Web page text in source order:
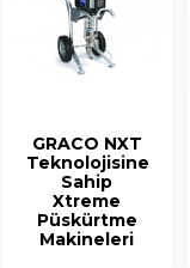
GRACO NXT
Teknolojisine
Sahip
Xtreme
Püskürtme
Makineleri